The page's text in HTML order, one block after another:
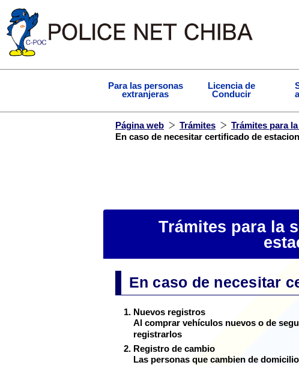
Para las personas
extranjeras
Licencia de
Conducir
Página web Trámites
Trámites para
En caso de necesitar certificado de
Trámites para la
En caso de necesitar
Nuevos registros
Al comprar vehículos nuevos o de
registrarlos
Registro de cambio
Las personas que cambien de